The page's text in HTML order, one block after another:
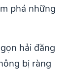
phá những
hải đăng
bị ràng